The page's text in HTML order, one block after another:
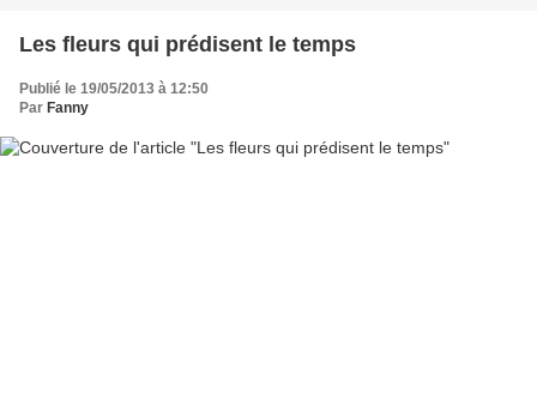
Les fleurs qui prédisent le temps
Publié le 19/05/2013 à 12:50
Par Fanny